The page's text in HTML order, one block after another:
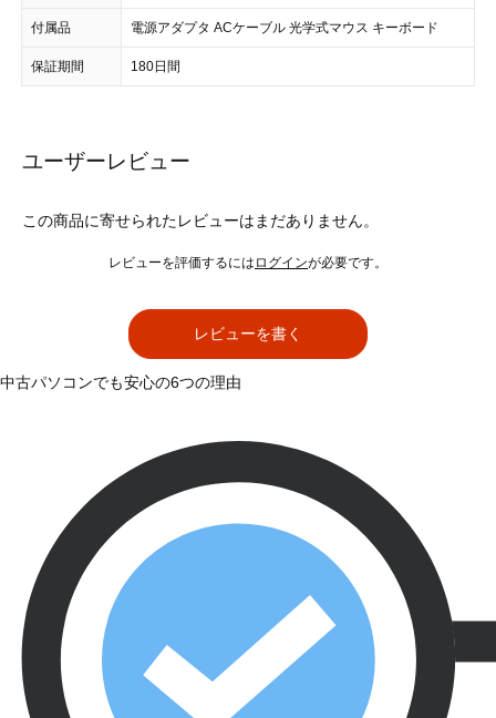
付属品 電源アダプタ ACケーブル 光学式マウス キーボード
保証期間 180日間
ユーザーレビュー
この商品に寄せられたレビューはまだありません。
レビューを評価するには ログインが必要です。
レビューを書く
中古パソコンでも安心の6つの理由